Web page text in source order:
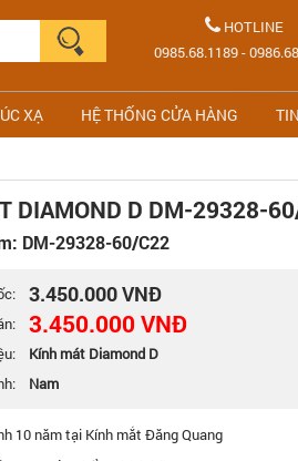
HOTLINE
0985.68.1189-
XẠ HỆ THỐNG CỬA HÀNG
DIAMOND D DM-29328-
DM-29328-60/C22
3.450.000 VNĐ
3.450.000 VNĐ
Kính mát Diamond D
Nam
10 năm tại Kính mắt Đăng Quang